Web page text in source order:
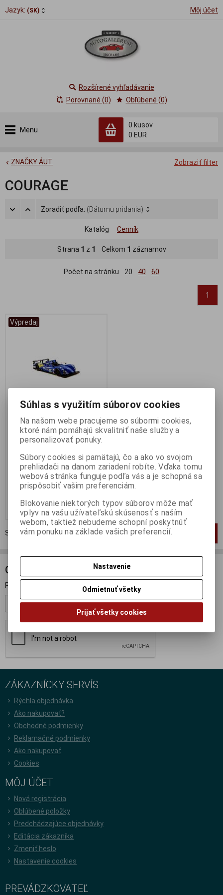
Jazyk: (SK) Môj účet
Menu
0 kusov
0 EUR
Rozšírené vyhľadávanie
Porovnané (0)
Obľúbené (0)
Zobraziť filter
ZNAČKY ÁUT
COURAGE
Zoradiť podľa: (Dátumu pridania)
Katalóg Cenník
Strana 1 z 1 Celkom 1 záznamov
Počet na stránku 20 40 60
1
Výpredaj
1:43 COURAGE COMPETITION
LM 2006 NO12 - SPARK -
S0140
Výrobca:SPARK
Katalógové číslo: SP-S0140
Skladom:2 ks
79,95 EUR
Pridať do košíka
Strana1z1Celkom 1záznamov
ODBER NOVINIEK
Prihláste sa k odberu noviniek
Registrovať
ZÁKAZNÍCKY SERVÍS
Rýchla objednávka
Ako nakupovať?
Obchodné podmienky
Reklamačné podmienky
Ako nakupovať
Cookies
MÔJ ÚČET
Nová registrácia
Oblúbené položky
Predchádzajúce objednávky
Editácia zákazníka
Zmeniť heslo
Nastavenie cookies
PREVÁDZKOVATEĽ
Súhlas s využitím súborov cookies
Na našom webe pracujeme so súbormi cookies,
ktoré nám pomáhajú skvalitniť naše služby a
personalizovať ponuky.
Súbory cookies si pamätajú, čo a ako vo svojom
prehliadači na danom zariadení robíte. Vďaka tomu
webová stránka funguje podľa vás a je schopná sa
prispôsobiť vašim preferenciám.
Blokovanie niektorých typov súborov môže mať
vplyv na vašu užívateľskú skúsenosť s naším
webom, taktiež nebudeme schopní poskytnúť
vám ponuku na základe vašich preferencií.
Nastavenie
Odmietnuť všetky
Prijať všetky cookies